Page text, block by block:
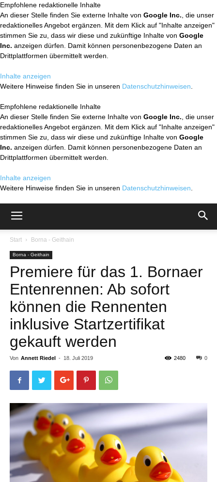
Empfohlene redaktionelle Inhalte
An dieser Stelle finden Sie externe Inhalte von Google Inc. , die unser
redaktionelles Angebot ergänzen. Mit dem Klick auf "Inhalte anzeigen"
stimmen Sie zu, dass wir diese und zukünftige Inhalte von Google
Inc. anzeigen dürfen. Damit können personenbezogene Daten an
Drittplattformen übermittelt werden.
Inhalte anzeigen
Weitere Hinweise finden Sie in unseren Datenschutzhinweisen
Empfohlene redaktionelle Inhalte
An dieser Stelle finden Sie externe Inhalte von Google Inc. , die unser
redaktionelles Angebot ergänzen. Mit dem Klick auf "Inhalte anzeigen"
stimmen Sie zu, dass wir diese und zukünftige Inhalte von Google
Inc. anzeigen dürfen. Damit können personenbezogene Daten an
Drittplattformen übermittelt werden.
Inhalte anzeigen
Weitere Hinweise finden Sie in unseren Datenschutzhinweisen
Start Borna - Geithain
Borna - Geithain
Premiere für das 1. Bornaer
Entenrennen: Ab sofort
können die Rennenten
inklusive Startzertifikat
gekauft werden
Von Annett Riedel - 18. Juli 2019 0
2480